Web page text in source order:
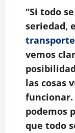
“Si todo
seriedad,
transporte
vemos
las cosas
funcionar.
podemos
que todo